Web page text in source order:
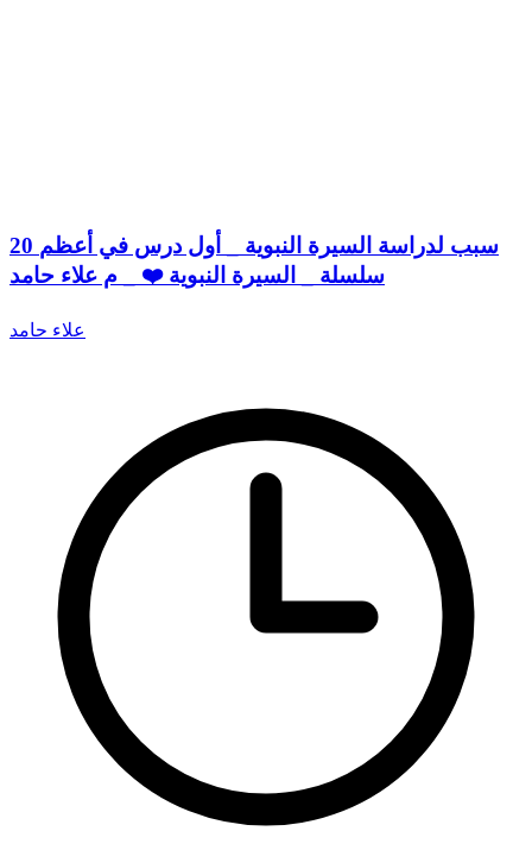
20 سبب لدراسة السيرة النبوية _ أول درس في أعظم
سلسلة _ السيرة النبوية ❤️ _ م علاء حامد
علاء حامد